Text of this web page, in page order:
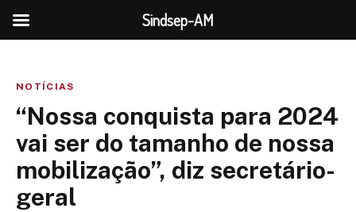
NOTÍCIAS
“Nossa conquista para 2024
vai ser do tamanho de nossa
mobilização”, diz secretário-
geral
Sindsep-AM